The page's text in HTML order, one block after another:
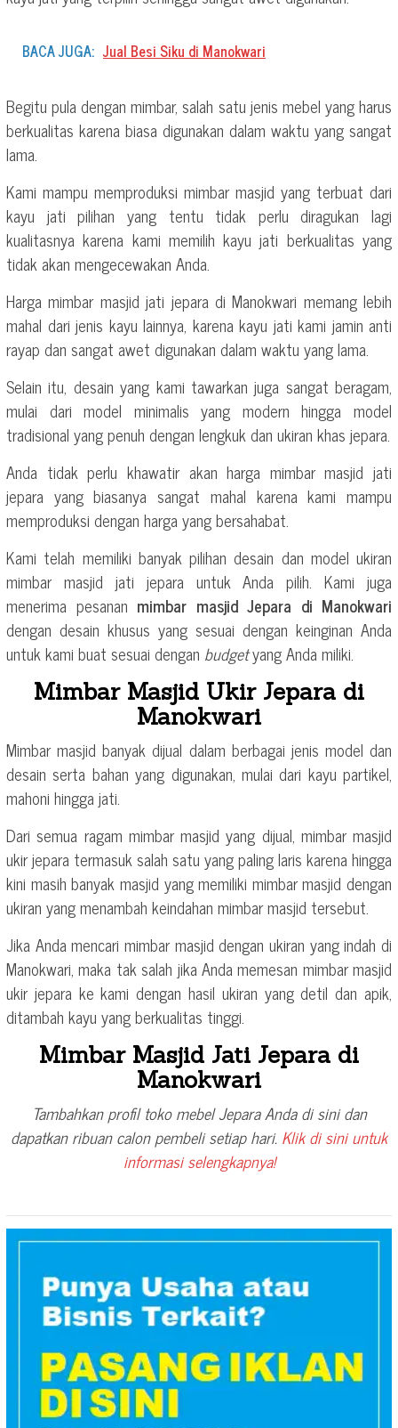
BACA JUGA: Jual Besi Siku di Manokwari
Begitu pula dengan mimbar, salah satu jenis mebel yang harus
berkualitas karena biasa digunakan dalam waktu yang sangat
lama.
Kami mampu memproduksi mimbar masjid yang terbuat dari
kayu jati pilihan yang tentu tidak perlu diragukan lagi
kualitasnya karena kami memilih kayu jati berkualitas yang
tidak akan mengecewakan Anda.
Harga mimbar masjid jati jepara di Manokwari memang lebih
mahal dari jenis kayu lainnya, karena kayu jati kami jamin anti
rayap dan sangat awet digunakan dalam waktu yang lama.
Selain itu, desain yang kami tawarkan juga sangat beragam,
mulai dari model minimalis yang modern hingga model
tradisional yang penuh dengan lengkuk dan ukiran khas jepara.
Anda tidak perlu khawatir akan harga mimbar masjid jati
jepara yang biasanya sangat mahal karena kami mampu
memproduksi dengan harga yang bersahabat.
Kami telah memiliki banyak pilihan desain dan model ukiran
mimbar masjid jati jepara untuk Anda pilih. Kami juga
menerima pesanan mimbar masjid Jepara di Manokwari
dengan desain khusus yang sesuai dengan keinginan Anda
untuk kami buat sesuai dengan budgetyang Anda miliki.
Mimbar Masjid Ukir Jepara di
Manokwari
Mimbar masjid banyak dijual dalam berbagai jenis model dan
desain serta bahan yang digunakan, mulai dari kayu partikel,
mahoni hingga jati.
Dari semua ragam mimbar masjid yang dijual, mimbar masjid
ukir jepara termasuk salah satu yang paling laris karena hingga
kini masih banyak masjid yang memiliki mimbar masjid dengan
ukiran yang menambah keindahan mimbar masjid tersebut.
Jika Anda mencari mimbar masjid dengan ukiran yang indah di
Manokwari, maka tak salah jika Anda memesan mimbar masjid
ukir jepara ke kami dengan hasil ukiran yang detil dan apik,
ditambah kayu yang berkualitas tinggi.
Mimbar Masjid Jati Jepara di
Manokwari
Tambahkan profil toko mebel Jepara Anda di sini dan
dapatkan ribuan calon pembeli setiap hari. Klik di sini untuk
informasi selengkapnya!